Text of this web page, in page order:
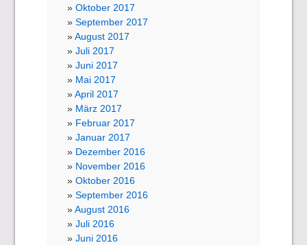
Oktober 2017
September 2017
August 2017
Juli 2017
Juni 2017
Mai 2017
April 2017
März 2017
Februar 2017
Januar 2017
Dezember 2016
November 2016
Oktober 2016
September 2016
August 2016
Juli 2016
Juni 2016